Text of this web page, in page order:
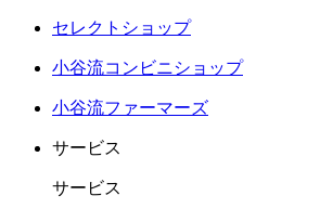
セレクトショップ
小谷流コンビニショップ
小谷流ファーマーズ
サービス
サービス